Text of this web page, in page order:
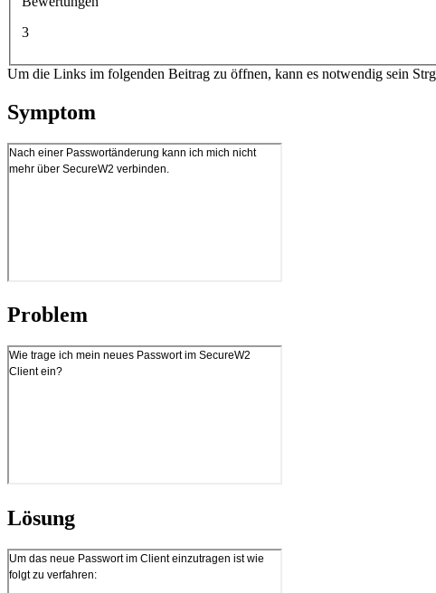
3
Um die Links im folgenden Beitrag zu öffnen, kann es notwendig sein
Symptom
Problem
Lösung